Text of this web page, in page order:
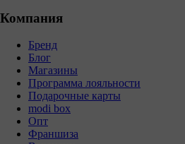
Компания
Бренд
Блог
Магазины
Программа лояльности
Подарочные карты
modi box
Опт
Франшиза